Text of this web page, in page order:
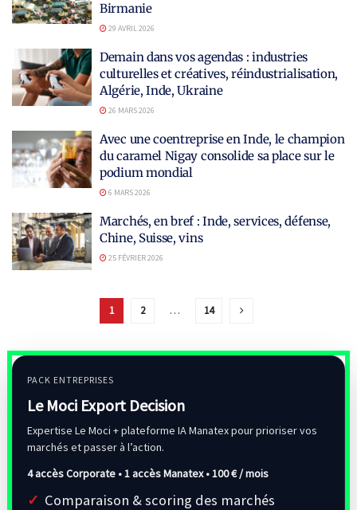
Birmanie
29 AVRIL 2026
Demain dans vos agendas : industries
culturelles et créatives, réindustrialisation,
Algérie, Inde, Ukraine
26 MARS 2026
Avec une coentreprise en Inde, le champion
du caramel Nigay consolide sa place sur le
podium mondial
6 MARS 2026
Marchés, en bref : Inde, services, défense,
Chine, Suisse, vins
25 FÉVRIER 2026
1 2 … 14
PACK ENTREPRISES
Le Moci Export Decision
Expertise Le Moci + plateforme IA Manatex pour prioriser vos
marchés et passer à l’action.
4 accès Corporate • 1 accès Manatex •100 € / mois
Comparaison & scoring des marchés